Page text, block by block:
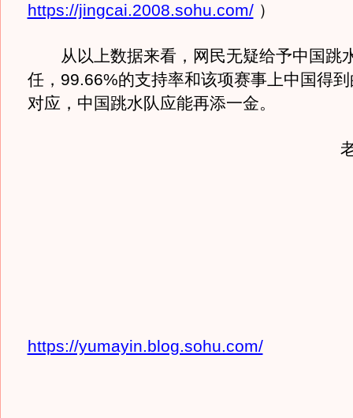
https://jingcai.2008.sohu.com/）
从以上数据来看，网民无疑给予中国跳
任，99.66%的支持率和该项赛事上中国得
对应，中国跳水队应能再添一金。
老
https://yumayin.blog.sohu.com/